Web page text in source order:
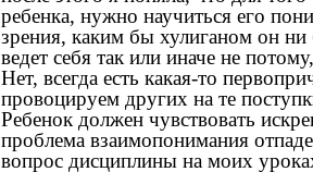
ребенка, нужно научиться его
зрения, каким бы хулиганом он
ведет себя так или иначе не
Нет, всегда есть какая-то
провоцируем других на те
Ребенок должен чувствовать
проблема взаимопонимания
вопрос дисциплины на моих